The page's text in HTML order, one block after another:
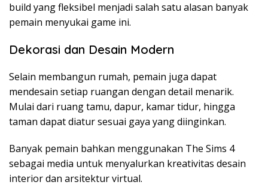
build yang fleksibel menjadi salah satu alasan banyak
pemain menyukai game ini.
Dekorasi dan Desain Modern
Selain membangun rumah, pemain juga dapat
mendesain setiap ruangan dengan detail menarik.
Mulai dari ruang tamu, dapur, kamar tidur, hingga
taman dapat diatur sesuai gaya yang diinginkan.
Banyak pemain bahkan menggunakan The Sims 4
sebagai media untuk menyalurkan kreativitas desain
interior dan arsitektur virtual.